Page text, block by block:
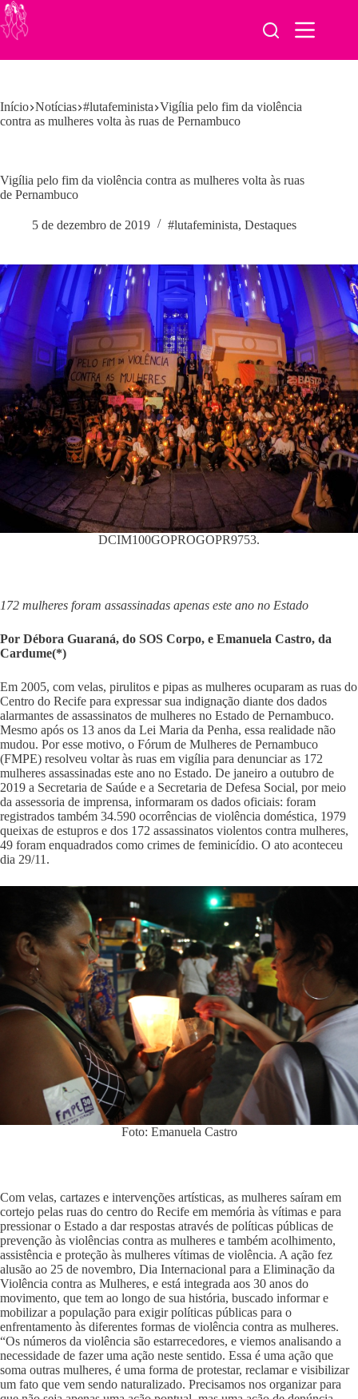
Pular
para
o
Início Notícias #lutafeminista Vigília pelo fim da violência
contra as mulheres volta às ruas de Pernambuco
Vigília pelo fim da violência contra as mulheres volta às ruas
de Pernambuco
5 de dezembro de 2019 #lutafeminista, Destaques
DCIM100GOPROGOPR9753.
172 mulheres foram assassinadas apenas este ano no Estado
Por Débora Guaraná, do SOS Corpo, e Emanuela Castro, da
Cardume(*)
Em 2005, com velas, pirulitos e pipas as mulheres ocuparam as ruas do
Centro do Recife para expressar sua indignação diante dos dados
alarmantes de assassinatos de mulheres no Estado de Pernambuco.
Mesmo após os 13 anos da Lei Maria da Penha, essa realidade não
mudou. Por esse motivo, o Fórum de Mulheres de Pernambuco
(FMPE) resolveu voltar às ruas em vigília para denunciar as 172
mulheres assassinadas este ano no Estado. De janeiro a outubro de
2019 a Secretaria de Saúde e a Secretaria de Defesa Social, por meio
da assessoria de imprensa, informaram os dados oficiais: foram
registrados também 34.590 ocorrências de violência doméstica, 1979
queixas de estupros e dos 172 assassinatos violentos contra mulheres,
49 foram enquadrados como crimes de feminicídio. O ato aconteceu
dia 29/11.
Foto: Emanuela Castro
Com velas, cartazes e intervenções artísticas, as mulheres saíram em
cortejo pelas ruas do centro do Recife em memória às vítimas e para
pressionar o Estado a dar respostas através de políticas públicas de
prevenção às violências contra as mulheres e também acolhimento,
assistência e proteção às mulheres vítimas de violência. A ação fez
alusão ao 25 de novembro, Dia Internacional para a Eliminação da
Violência contra as Mulheres, e está integrada aos 30 anos do
movimento, que tem ao longo de sua história, buscado informar e
mobilizar a população para exigir políticas públicas para o
enfrentamento às diferentes formas de violência contra as mulheres.
“Os números da violência são estarrecedores, e viemos analisando a
necessidade de fazer uma ação neste sentido. Essa é uma ação que
soma outras mulheres, é uma forma de protestar, reclamar e visibilizar
um fato que vem sendo naturalizado. Precisamos nos organizar para